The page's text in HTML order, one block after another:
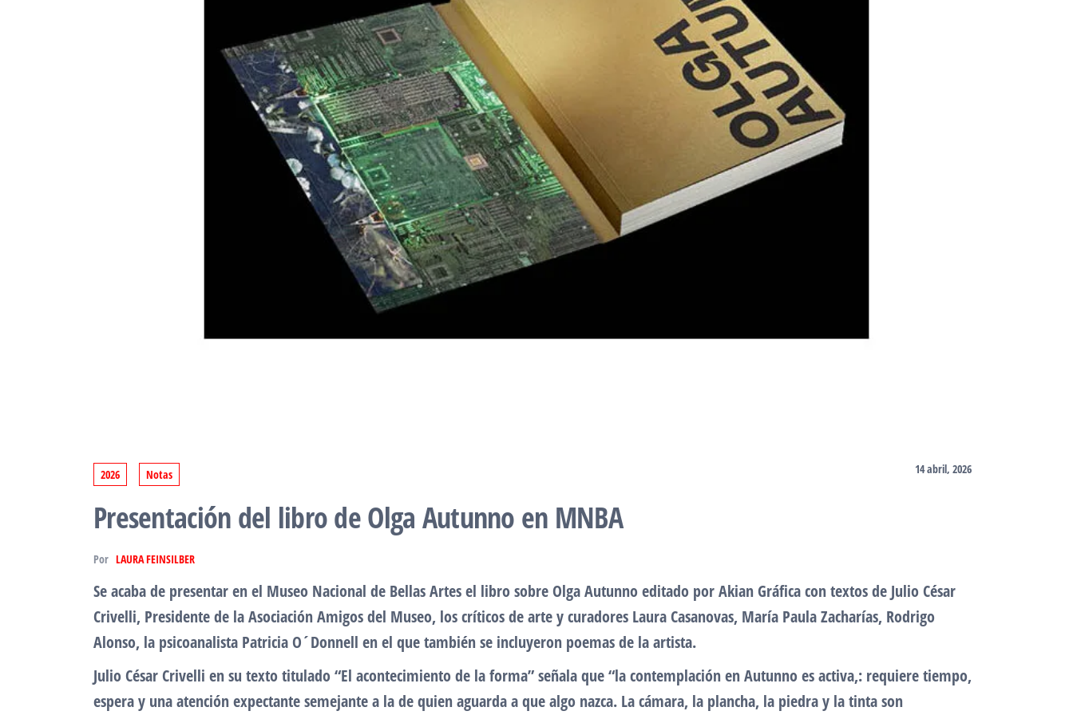
2026 Notas 14 abril, 2026
Presentación del libro de Olga Autunno en MNBA
Por LAURA FEINSILBER
Se acaba de presentar en el Museo Nacional de Bellas Artes el libro sobre Olga Autunno editado por Akian Gráfica con textos de Julio César
Crivelli, Presidente de la Asociación Amigos del Museo, los críticos de arte y curadores Laura Casanovas, María Paula Zacharías, Rodrigo
Alonso, la psicoanalista Patricia O´Donnell en el que también se incluyeron poemas de la artista.
Julio César Crivelli en su texto titulado “El acontecimiento de la forma” señala que “la contemplación en Autunno es activa,: requiere tiempo,
espera y una atención expectante semejante a la de quien aguarda a que algo nazca. La cámara, la plancha, la piedra y la tinta son